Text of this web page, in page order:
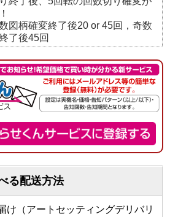
図柄確変終了後20 or 45回，奇数
了後45回
る配送方法
け（アートセッティングデリバリ